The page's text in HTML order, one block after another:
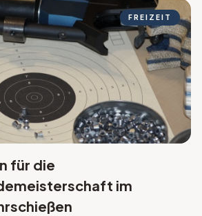
FREIZEIT
für die
im